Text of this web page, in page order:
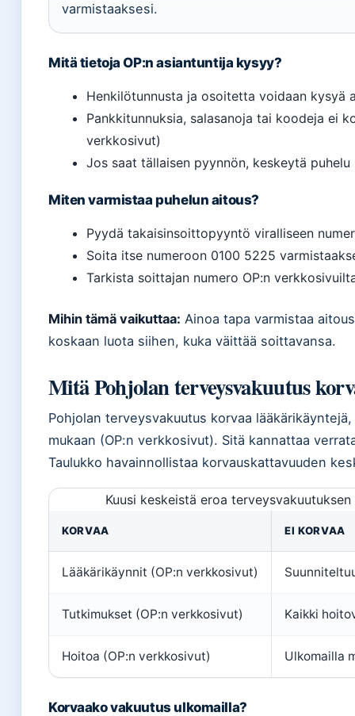
varmistaaksesi.
Mitä tietoja OP:n asiantuntija kysyy?
Henkilötunnusta ja osoitetta voidaan kysyä
Pankkitunnuksia, salasanoja tai koodeja ei
verkkosivut)
Jos saat tällaisen pyynnön, keskeytä
Miten varmistaa puhelun aitous?
Pyydä takaisinsoittopyyntö viralliseen
Soita itse numeroon 0100 5225
Tarkista soittajan numero OP:n
Mihin tämä vaikuttaa: Ainoa tapa varmistaa
koskaan luota siihen, kuka väittää soittavansa.
Mitä Pohjolan terveysvakuutus
Pohjolan terveysvakuutus korvaa
mukaan (OP:n verkkosivut). Sitä kannattaa
Taulukko havainnollistaa korvauskattavuuden
Kuusi keskeistä eroa
KORVAA EI KORVAA
Lääkärikäynnit (OP:n verkkosivut)
Tutkimukset (OP:n verkkosivut) Kaikki
Hoitoa (OP:n verkkosivut) Ulkomailla
Korvaako vakuutus ulkomailla?